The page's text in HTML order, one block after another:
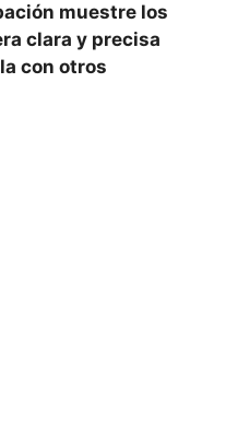
muestre los
clara y precisa
con otros